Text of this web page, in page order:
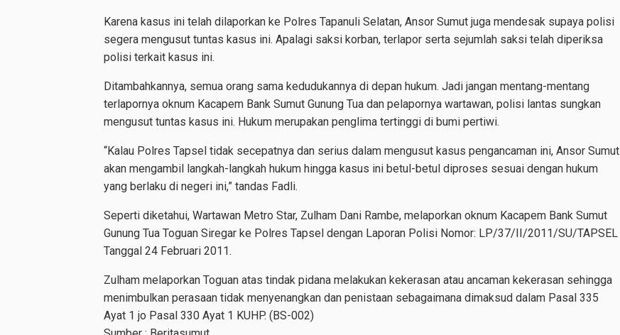
Karena kasus ini telah dilaporkan ke Polres Tapanuli Selatan, Ansor Sumut juga mendesak supaya polisi
segera mengusut tuntas kasus ini. Apalagi saksi korban, terlapor serta sejumlah saksi telah diperiksa
polisi terkait kasus ini.
Ditambahkannya, semua orang sama kedudukannya di depan hukum. Jadi jangan mentang-mentang
terlapornya oknum Kacapem Bank Sumut Gunung Tua dan pelapornya wartawan, polisi lantas sungkan
mengusut tuntas kasus ini. Hukum merupakan penglima tertinggi di bumi pertiwi.
“Kalau Polres Tapsel tidak secepatnya dan serius dalam mengusut kasus pengancaman ini, Ansor Sumut
akan mengambil langkah-langkah hukum hingga kasus ini betul-betul diproses sesuai dengan hukum
yang berlaku di negeri ini,” tandas Fadli.
Seperti diketahui, Wartawan Metro Star, Zulham Dani Rambe, melaporkan oknum Kacapem Bank Sumut
Gunung Tua Toguan Siregar ke Polres Tapsel dengan Laporan Polisi Nomor: LP/37/II/2011/SU/TAPSEL
Tanggal 24 Februari 2011.
Zulham melaporkan Toguan atas tindak pidana melakukan kekerasan atau ancaman kekerasan sehingga
menimbulkan perasaan tidak menyenangkan dan penistaan sebagaimana dimaksud dalam Pasal 335
Ayat 1 jo Pasal 330 Ayat 1 KUHP. (BS-002)